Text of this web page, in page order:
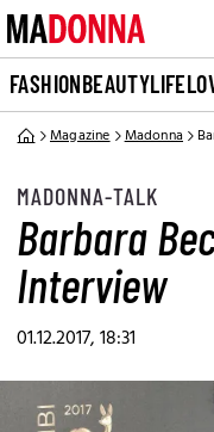
FASHIONBEAUTYLIFE
Magazine Madonna
MADONNA-TALK
Barbara
Interview
01.12.2017, 18:31